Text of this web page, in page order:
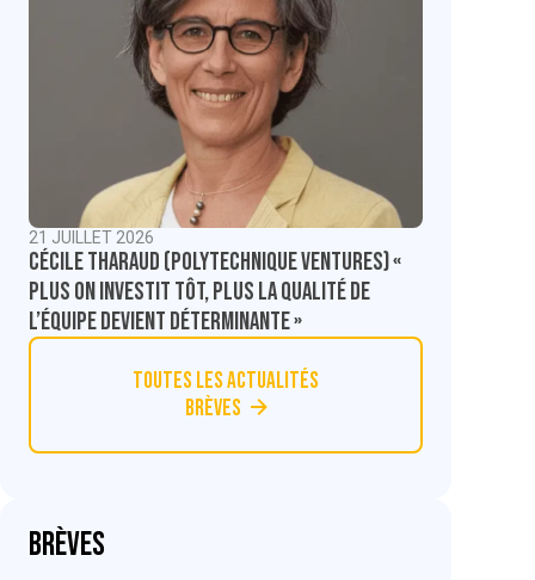
21 JUILLET 2026
Cécile Tharaud (Polytechnique Ventures) «
Plus on investit tôt, plus la qualité de
l’équipe devient déterminante »
Toutes les actualités
Brèves
Brèves